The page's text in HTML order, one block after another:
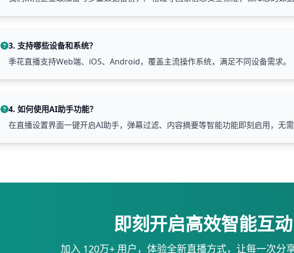
3. 支持哪些设备和系统？
季花直播支持Web端、iOS、Android，覆盖主流操作系统，满足不同设备需求。
4. 如何使用AI助手功能？
在直播设置界面一键开启AI助手，弹幕过滤、内容摘要等智能功能即刻启用，无需
即刻开启高效智能互动
加入 120万+ 用户，体验全新直播方式，让每一次分